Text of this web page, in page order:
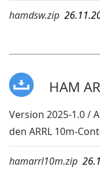
hamdsw.zip
HAM
Version 2025-1.0 /
den ARRL 10m-
hamarrl10m.zip